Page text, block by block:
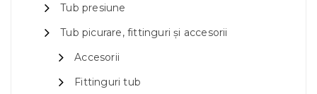
Tub presiune
Tub picurare, fittinguri și accesorii
Accesorii
Fittinguri tub